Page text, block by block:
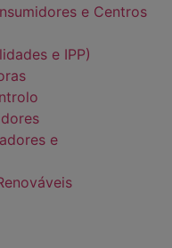
e Centros
e IPP)
e